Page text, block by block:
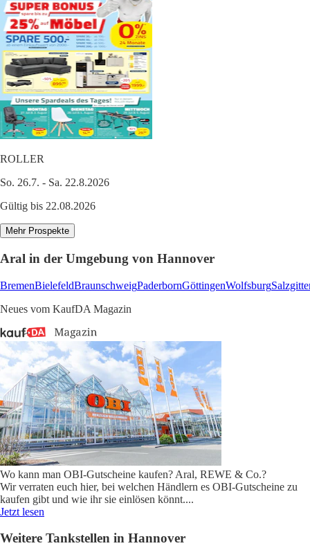
ROLLER
So. 26.7. - Sa. 22.8.2026
Gültig bis 22.08.2026
Mehr Prospekte
Aral in der Umgebung von Hannover
BremenBielefeldBraunschweigPaderbornGöttingenWolfsburg
Neues vom KaufDA Magazin
Wo kann man OBI-Gutscheine kaufen? Aral, REWE & Co.?
Wir verraten euch hier, bei welchen Händlern es OBI-Gutscheine zu
kaufen gibt und wie ihr sie einlösen könnt....
Jetzt lesen
Weitere Tankstellen in Hannover